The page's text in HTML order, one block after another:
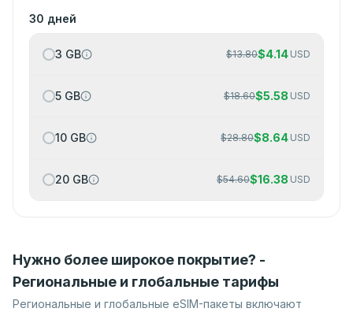
30 дней
3 GB $13.80$4.14 USD
5 GB $18.60$5.58 USD
10 GB $28.80$8.64 USD
20 GB $54.60$16.38 USD
Нужно более широкое покрытие? -
Региональные и глобальные тарифы
Региональные и глобальные eSIM-пакеты включают